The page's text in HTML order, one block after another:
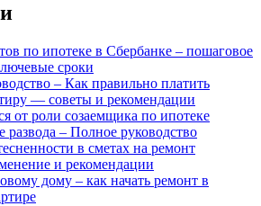
по ипотеке в Сбербанке – пошаговое
сроки
– Как правильно платить
— советы и рекомендации
от роли созаемщика по ипотеке
развода – Полное руководство
в сметах на ремонт
и рекомендации
дому – как начать ремонт в